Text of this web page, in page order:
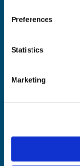
Preferences
Statistics
Marketing